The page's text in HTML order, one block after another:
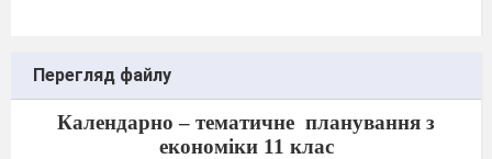
Перегляд файлу
Календарно – тематичне планування з
економіки 11 клас